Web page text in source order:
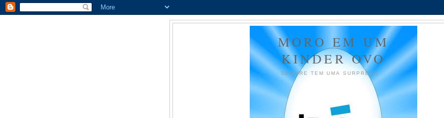
MORO EM UM
KINDER OVO
SEMPRE TEM UMA SURPRESA...